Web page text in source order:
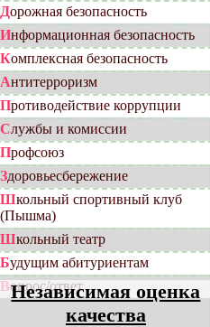
Дорожная безопасность
Информационная безопасность
Комплексная безопасность
Антитерроризм
Противодействие коррупции
Службы и комиссии
Профсоюз
Здоровьесбережение
Школьный спортивный клуб
(Пышма)
Школьный театр
Будущим абитуриентам
Вопрос/ответ
Независимая оценка
качества